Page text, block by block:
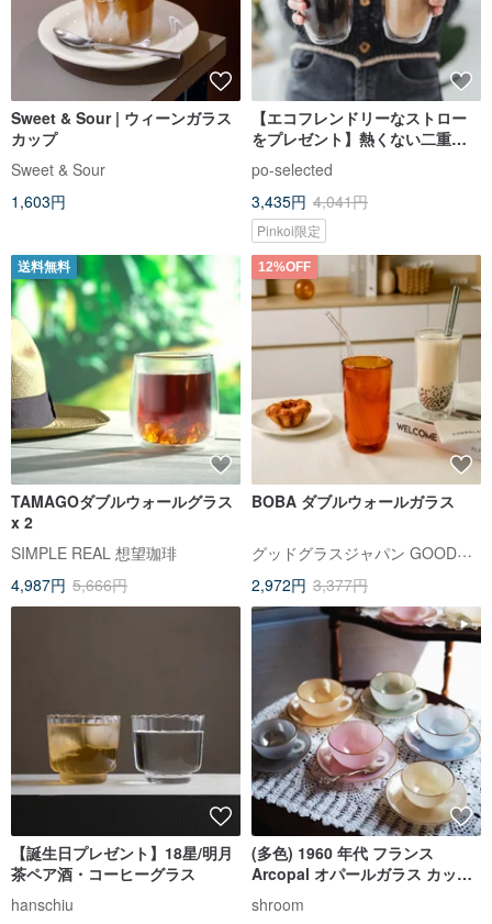
Sweet & Sour | ウィーンガラス
カップ
Sweet & Sour
1,603円
【エコフレンドリーなストロー
をプレゼント】熱くない二重構
造耐熱ガラスマグカップ 2 個セ
ット - 325ml カップルへのギフ
トに
po-selected
3,435円 4,041円
Pinkoi限定
送料無料
TAMAGOダブルウォールグラス
x 2
SIMPLE REAL 想望珈琲
4,987円 5,666円
12%OFF
BOBA ダブルウォールガラス
グッドグラスジャパン GOODGLAS【台湾公式ストア】
2,972円 3,377円
【誕生日プレゼント】18星/明月
茶ペア酒・コーヒーグラス
hanschiu
(多色) 1960 年代 フランス
Arcopal オパールガラス カップ
＆ソーサー / コーヒーカップ / テ
ィーカップ
shroom